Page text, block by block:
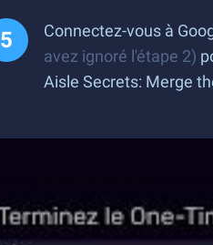
Connectez-vous à
avez ignoré l'étape 2)
Aisle Secrets: Merge